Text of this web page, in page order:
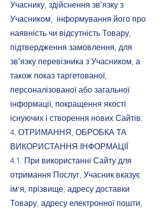
Учаснику, здійснення звʼязку з
Учасником, інформування його про
наявність чи відсутність Товару,
підтвердження замовлення, для
звʼязку перевізника з Учасником, а
також показ таргетованої,
персоналізованої або загальної
інформації, покращення якості
існуючих і створення нових Сайтів.
4. ОТРИМАННЯ, ОБРОБКА ТА
ВИКОРИСТАННЯ ІНФОРМАЦІЇ
4.1. При використанні Сайту для
отримання Послуг, Учасник вказує
ім'я, прізвище, адресу доставки
Товару, адресу електронної пошти,